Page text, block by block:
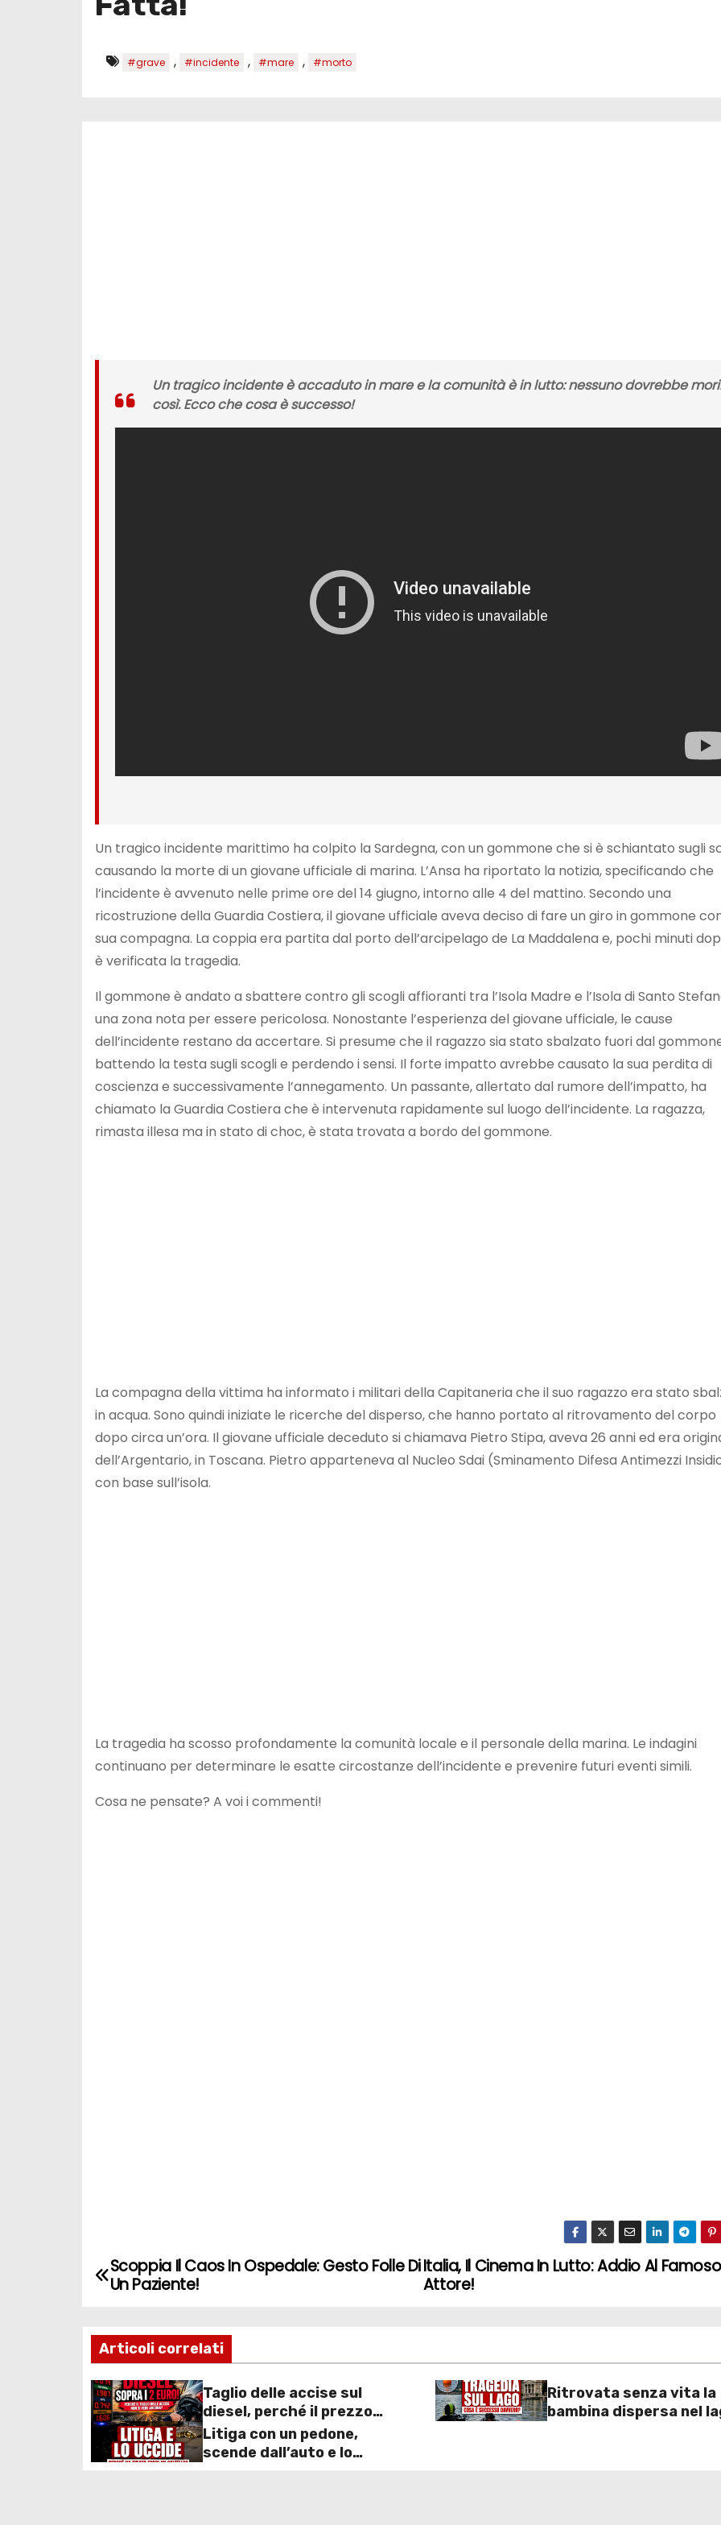
#grave , #incidente , #mare , #morto
Un tragico incidente è accaduto in mare e la comunità è in lutto: nessuno dovrebbe
così. Ecco che cosa è successo!
Un tragico incidente marittimo ha colpito la Sardegna, con un gommone che si è schiantato sugli
causando la morte di un giovane ufficiale di marina. L’Ansa ha riportato la notizia, specificando che
l’incidente è avvenuto nelle prime ore del 14 giugno, intorno alle 4 del mattino. Secondo una
ricostruzione della Guardia Costiera, il giovane ufficiale aveva deciso di fare un giro in gommone
sua compagna. La coppia era partita dal porto dell’arcipelago de La Maddalena e, pochi minuti
è verificata la tragedia.
Il gommone è andato a sbattere contro gli scogli affioranti tra l’Isola Madre e l’Isola di Santo
una zona nota per essere pericolosa. Nonostante l’esperienza del giovane ufficiale, le cause
dell’incidente restano da accertare. Si presume che il ragazzo sia stato sbalzato fuori dal
battendo la testa sugli scogli e perdendo i sensi. Il forte impatto avrebbe causato la sua perdita di
coscienza e successivamente l’annegamento. Un passante, allertato dal rumore dell’impatto, ha
chiamato la Guardia Costiera che è intervenuta rapidamente sul luogo dell’incidente. La ragazza,
rimasta illesa ma in stato di choc, è stata trovata a bordo del gommone.
La compagna della vittima ha informato i militari della Capitaneria che il suo ragazzo era stato
in acqua. Sono quindi iniziate le ricerche del disperso, che hanno portato al ritrovamento del corpo
dopo circa un’ora. Il giovane ufficiale deceduto si chiamava Pietro Stipa, aveva 26 anni ed era
dell’Argentario, in Toscana. Pietro apparteneva al Nucleo Sdai (Sminamento Difesa Antimezzi
con base sull’isola.
La tragedia ha scosso profondamente la comunità locale e il personale della marina. Le indagini
continuano per determinare le esatte circostanze dell’incidente e prevenire futuri eventi simili.
Cosa ne pensate? A voi i commenti!
N
v
i
g
a
Italia, Il Cinema In Lutto: Addio Al Famoso
Attore!
Scoppia Il Caos In Ospedale: Gesto Folle Di
Un Paziente!
Articoli correlati
Taglio delle accise sul
diesel, perché il prezzo
resta ancora sopra i 2 euro
nonostante lo sconto
Ritrovata senza vita la
bambina dispersa nel
Litiga con un pedone,
scende dall’auto e lo